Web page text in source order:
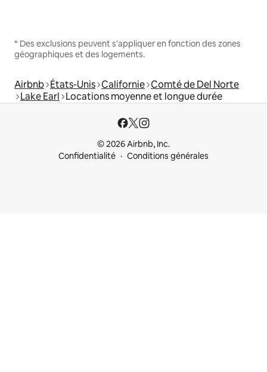
* Des exclusions peuvent s'appliquer en fonction des zones
géographiques et des logements.
Airbnb États-Unis Californie Comté de Del Norte
Lake Earl Locations moyenne et longue durée
© 2026 Airbnb, Inc.
Confidentialité
Conditions générales